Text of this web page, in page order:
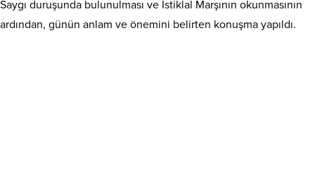
Saygı duruşunda bulunulması ve İstiklal Marşının okunmasının
ardından, günün anlam ve önemini belirten konuşma yapıldı.